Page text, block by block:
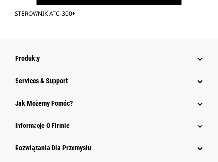
STEROWNIK ATC-300+
Produkty
Services & Support
Jak Możemy Pomóc?
Informacje O Firmie
Rozwiązania Dla Przemysłu